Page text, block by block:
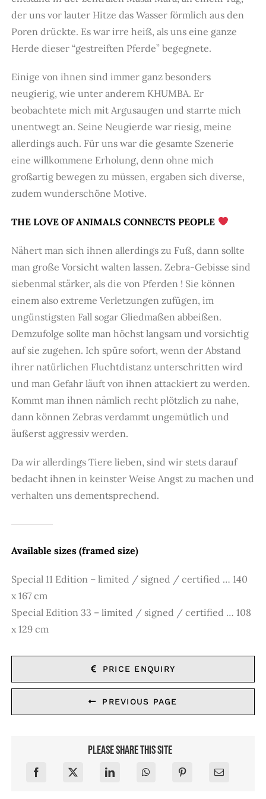
der uns vor lauter Hitze das Wasser förmlich aus den
Poren drückte. Es war irre heiß, als uns eine ganze
Herde dieser “gestreiften Pferde” begegnete.
Einige von ihnen sind immer ganz besonders
neugierig, wie unter anderem KHUMBA. Er
beobachtete mich mit Argusaugen und starrte mich
unentwegt an. Seine Neugierde war riesig, meine
allerdings auch. Für uns war die gesamte Szenerie
eine willkommene Erholung, denn ohne mich
großartig bewegen zu müssen, ergaben sich diverse,
zudem wunderschöne Motive.
THE LOVE OF ANIMALS CONNECTS PEOPLE
Nähert man sich ihnen allerdings zu Fuß, dann sollte
man große Vorsicht walten lassen. Zebra-Gebisse sind
siebenmal stärker, als die von Pferden ! Sie können
einem also extreme Verletzungen zufügen, im
ungünstigsten Fall sogar Gliedmaßen abbeißen.
Demzufolge sollte man höchst langsam und vorsichtig
auf sie zugehen. Ich spüre sofort, wenn der Abstand
ihrer natürlichen Fluchtdistanz unterschritten wird
und man Gefahr läuft von ihnen attackiert zu werden.
Kommt man ihnen nämlich recht plötzlich zu nahe,
dann können Zebras verdammt ungemütlich und
äußerst aggressiv werden.
Da wir allerdings Tiere lieben, sind wir stets darauf
bedacht ihnen in keinster Weise Angst zu machen und
verhalten uns dementsprechend.
Available sizes (framed size)
Special 11 Edition – limited / signed / certified … 140
x 167 cm
Special Edition 33 – limited / signed / certified … 108
x 129 cm
PRICE ENQUIRY
PREVIOUS PAGE
Please share this site